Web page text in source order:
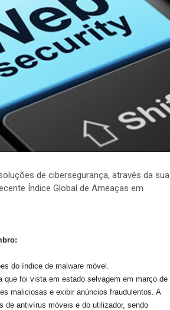
de cibersegurança, através da sua
Índice Global de Ameaças em
do índice de malware móvel.
que foi vista em estado selvagem em março de
maliciosas e exibir anúncios fraudulentos. A
de antivírus móveis e do utilizador, sendo